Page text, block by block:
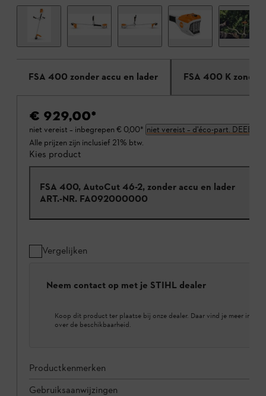
FSA 400 zonder accu en lader FSA 400 K zonder
€ 929,00*
niet vereist – inbegrepen€ 0,00* niet vereist – d'éco-part. DEEE
Alle prijzen zijn inclusief 21% btw.
Kies product
FSA 400, AutoCut 46-2, zonder accu en lader
ART.-NR. FA092000000
Vergelijken
Neem contact op met je STIHL dealer
Koop dit product ter plaatse bij onze dealer. Daar vind je meer
over de beschikbaarheid.
Productkenmerken
Gebruiksaanwijzingen